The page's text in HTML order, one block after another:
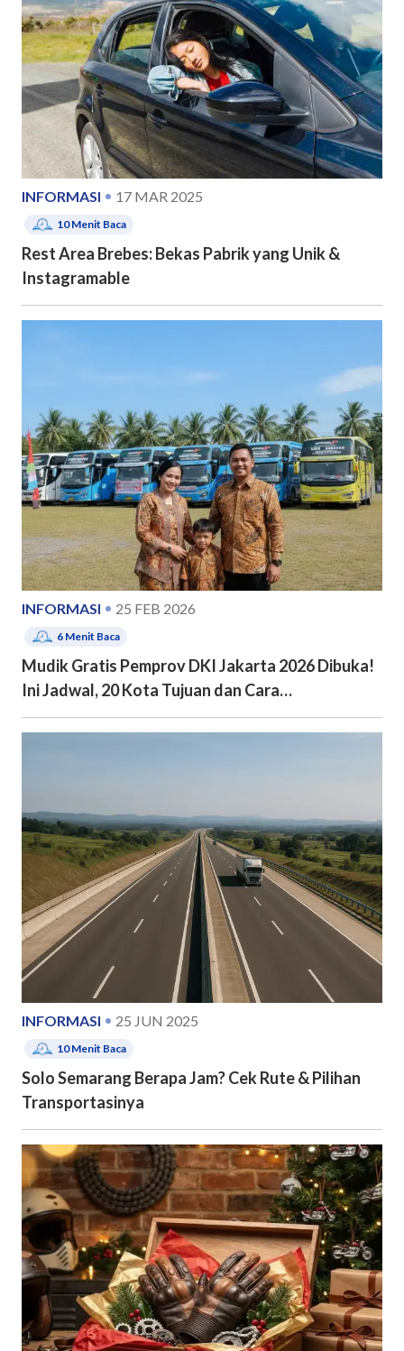
INFORMASI 17 MAR 2025
10Menit Baca
Rest Area Brebes: Bekas Pabrik yang Unik &
Instagramable
INFORMASI 25 FEB 2026
6 Menit Baca
Mudik Gratis Pemprov DKI Jakarta 2026 Dibuka!
Ini Jadwal, 20 Kota Tujuan dan Cara
Pendaftarannya
INFORMASI 25 JUN 2025
10Menit Baca
Solo Semarang Berapa Jam? Cek Rute & Pilihan
Transportasinya